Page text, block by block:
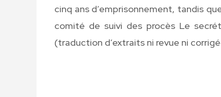
cinq ans d’emprisonnement, tandis
comité de suivi des procès Le
(traduction d’extraits ni revue ni